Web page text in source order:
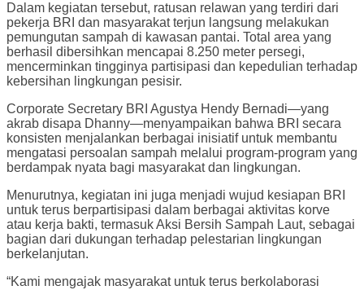
Dalam kegiatan tersebut, ratusan relawan yang terdiri dari
pekerja BRI dan masyarakat terjun langsung melakukan
pemungutan sampah di kawasan pantai. Total area yang
berhasil dibersihkan mencapai 8.250 meter persegi,
mencerminkan tingginya partisipasi dan kepedulian terhadap
kebersihan lingkungan pesisir.
Corporate Secretary BRI Agustya Hendy Bernadi—yang
akrab disapa Dhanny—menyampaikan bahwa BRI secara
konsisten menjalankan berbagai inisiatif untuk membantu
mengatasi persoalan sampah melalui program-program yang
berdampak nyata bagi masyarakat dan lingkungan.
Menurutnya, kegiatan ini juga menjadi wujud kesiapan BRI
untuk terus berpartisipasi dalam berbagai aktivitas korve
atau kerja bakti, termasuk Aksi Bersih Sampah Laut, sebagai
bagian dari dukungan terhadap pelestarian lingkungan
berkelanjutan.
“Kami mengajak masyarakat untuk terus berkolaborasi